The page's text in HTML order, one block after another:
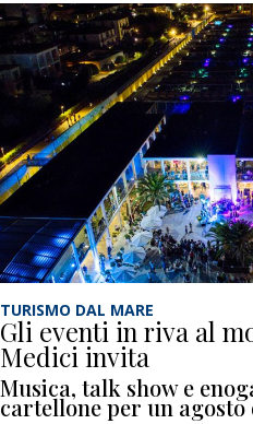
TURISMO DAL MARE
Gli eventi in riva al
Medici invita
Musica, talk show e
cartellone per un agosto